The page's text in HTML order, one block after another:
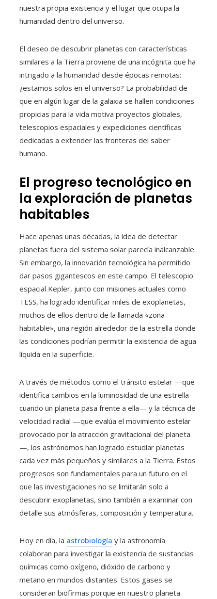
nuestra propia existencia y el lugar que ocupa la
humanidad dentro del universo.
El deseo de descubrir planetas con características
similares a la Tierra proviene de una incógnita que ha
intrigado a la humanidad desde épocas remotas:
¿estamos solos en el universo? La probabilidad de
que en algún lugar de la galaxia se hallen condiciones
propicias para la vida motiva proyectos globales,
telescopios espaciales y expediciones científicas
dedicadas a extender las fronteras del saber
humano.
El progreso tecnológico en
la exploración de planetas
habitables
Hace apenas unas décadas, la idea de detectar
planetas fuera del sistema solar parecía inalcanzable.
Sin embargo, la innovación tecnológica ha permitido
dar pasos gigantescos en este campo. El telescopio
espacial Kepler, junto con misiones actuales como
TESS, ha logrado identificar miles de exoplanetas,
muchos de ellos dentro de la llamada «zona
habitable», una región alrededor de la estrella donde
las condiciones podrían permitir la existencia de agua
líquida en la superficie.
A través de métodos como el tránsito estelar —que
identifica cambios en la luminosidad de una estrella
cuando un planeta pasa frente a ella— y la técnica de
velocidad radial —que evalúa el movimiento estelar
provocado por la atracción gravitacional del planeta
—, los astrónomos han logrado estudiar planetas
cada vez más pequeños y similares a la Tierra. Estos
progresos son fundamentales para un futuro en el
que las investigaciones no se limitarán solo a
descubrir exoplanetas, sino también a examinar con
detalle sus atmósferas, composición y temperatura.
Hoy en día, la astrobiología y la astronomía
colaboran para investigar la existencia de sustancias
químicas como oxígeno, dióxido de carbono y
metano en mundos distantes. Estos gases se
consideran biofirmas porque en nuestro planeta